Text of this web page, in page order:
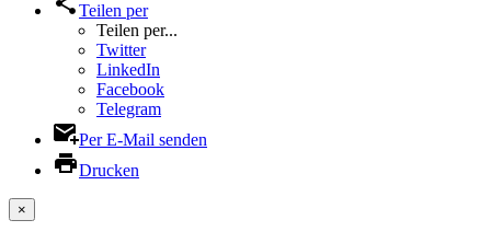
Teilen per
Teilen per...
Twitter
LinkedIn
Facebook
Telegram
Per E-Mail senden
Drucken
×